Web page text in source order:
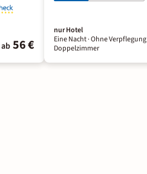
ab 56 €
nur Hotel
Eine Nacht· Ohne Verpflegung
Doppelzimmer